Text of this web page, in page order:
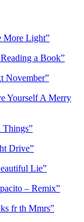
More Light”
a Book”
November”
Yourself A Merry
Things”
Drive”
Lie”
– Remix”
fr th Mmrs”